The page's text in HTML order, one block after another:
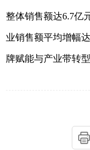
整体销售额达6.7亿
业销售额平均增幅达
牌赋能与产业带转